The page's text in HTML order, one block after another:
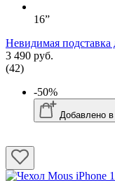
16”
Невидимая подставка
3 490 руб.
(42)
-50%
Добавлено